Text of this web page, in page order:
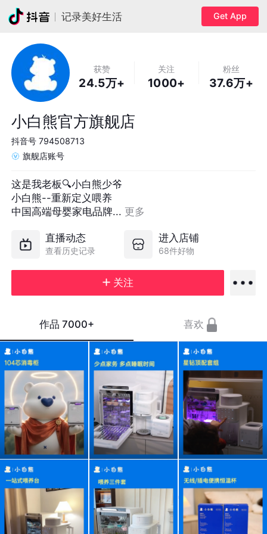
记录美好生活 Get App
获赞
24.5万+
关注
1000+
粉丝
37.6万+
小白熊官方旗舰店
抖音号 794508713
旗舰店账号
这是我老板🔍小白熊少爷
小白熊--重新定义喂养
中国高端母婴家电品牌... 更多
直播动态
查看历史记录
进入店铺
68件好物
关注
作品 7000+ 喜欢
小白
熊星
有没
有半
你们
一直